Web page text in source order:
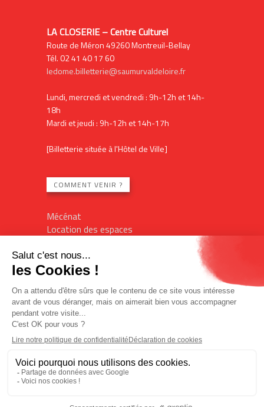
LA CLOSERIE – Centre Culturel
Route de Méron 49260 Montreuil-Bellay
Tél. 02 41 40 17 60
ledome.billetterie@saumurvaldeloire.fr
Lundi, mercredi et vendredi : 9h-12h et 14h-
18h
Mardi et jeudi : 9h-12h et 14h-17h
[Billetterie située à l'Hôtel de Ville]
COMMENT VENIR ?
Mécénat
Location des espaces
Plan du site
Mentions légales
Politique de confidentialité
Politique des cookies
Accès réservé
L'Imagin'R
Designed by